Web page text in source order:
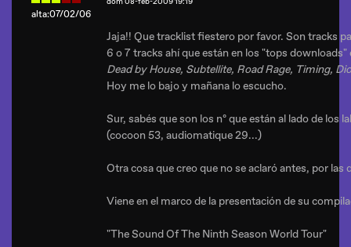
alta:07/02/06
Jaja!! Que tracklist fiestero por favor. Son tracks
6 o 7 tracks ahí que están en los "tops
Dead by House, Subtellite, Road Rage, Timing,
Hoy me lo bajo y mañana lo escucho.
Sur, sabés que son los nº que están al lado de los
(cocoon 53, audiomatique 29...)
Otra cosa que creo que no se aclaró antes, por las
Viene en el marco de la presentación de su
"The Sound Of The Ninth Season World Tour"